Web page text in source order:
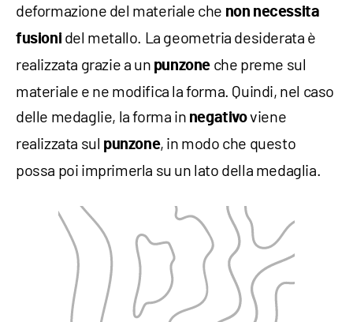
deformazione del materiale che non necessita
fusioni del metallo. La geometria desiderata è
realizzata grazie a un punzone che preme sul
materiale e ne modifica la forma. Quindi, nel caso
delle medaglie, la forma in negativoviene
realizzata sul punzone, in modo che questo
possa poi imprimerla su un lato della medaglia.